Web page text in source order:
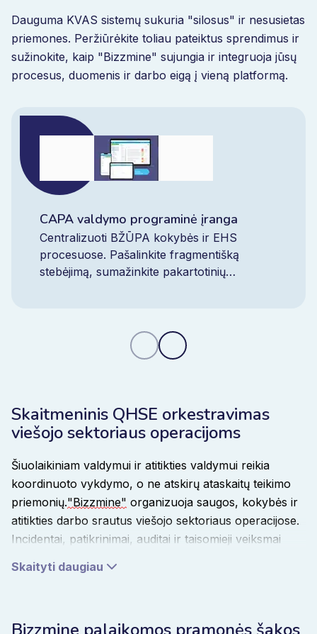
Dauguma KVAS sistemų sukuria "silosus" ir nesusietas
priemones. Peržiūrėkite toliau pateiktus sprendimus ir
sužinokite, kaip "Bizzmine" sujungia ir integruoja jūsų
procesus, duomenis ir darbo eigą į vieną platformą.
CAPA valdymo programinė įranga
Centralizuoti BŽŪPA kokybės ir EHS
procesuose. Pašalinkite fragmentišką
stebėjimą, sumažinkite pakartotinių
Skaitmeninis QHSE orkestravimas
viešojo sektoriaus operacijoms
Šiuolaikiniam valdymui ir atitikties valdymui reikia
koordinuoto vykdymo, o ne atskirų ataskaitų teikimo
priemonių."Bizzmine" organizuoja saugos, kokybės ir
atitikties darbo srautus viešojo sektoriaus operacijose.
Incidentai, patikrinimai, auditai ir taisomieji veiksmai
veiklos rezultatų matomumą
korekcinės darbo eigos. Pasikeitus rizikai, patikrinimų
Skaityti daugiau